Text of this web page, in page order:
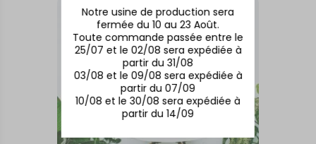
Notre usine de production sera
fermée du 10 au 23 Août.
Toute commande passée entre le
25/07 et le 02/08 sera expédiée à
partir du 31/08
03/08 et le 09/08 sera expédiée à
partir du 07/09
10/08 et le 30/08 sera expédiée à
partir du 14/09